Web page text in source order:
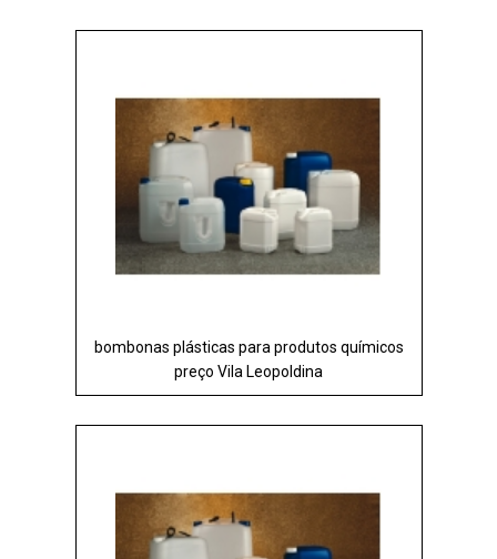
bombonas plásticas para produtos químicos
preço Vila Leopoldina